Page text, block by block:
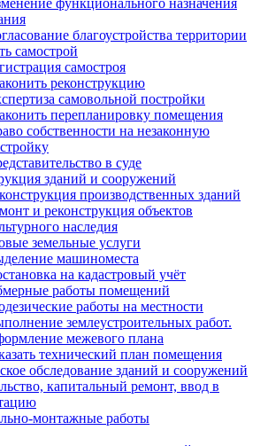
функционального назначения
благоустройства территории
самострой
самостроя
реконструкцию
самовольной постройки
перепланировку помещения
собственности на незаконную
в суде
зданий и сооружений
производственных зданий
и реконструкция объектов
наследия
земельные услуги
машиноместа
на кадастровый учёт
работы помещений
работы на местности
землеустроительных работ.
межевого плана
технический план помещения
обследование зданий и сооружений
капитальный ремонт, ввод в
монтажные работы